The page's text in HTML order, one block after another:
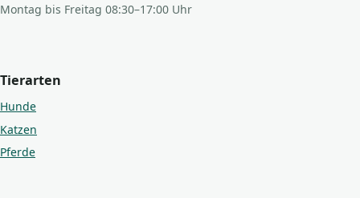
Montag bis Freitag 08:30–17:00 Uhr
Tierarten
Hunde
Katzen
Pferde